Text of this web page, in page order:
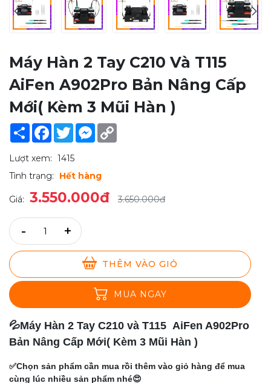
Máy Hàn 2 Tay C210 Và T115
AiFen A902Pro Bản Nâng Cấp
Mới( Kèm 3 Mũi Hàn )
Share Facebook
TwitterMessenger
Lượt xem: 1415
Tình trạng:
Hết hàng
Giá: 3.550.000đ 3.650.000đ
- +
THÊM VÀO GIỎ
MUA NGAY
💦Máy Hàn 2 Tay C210 và T115 AiFen A902Pro
Bản Nâng Cấp Mới( Kèm 3 Mũi Hàn )
✅Chọn sản phẩm cần mua rồi thêm vào giỏ hàng để mua
cùng lúc nhiều sản phẩm nhé😍